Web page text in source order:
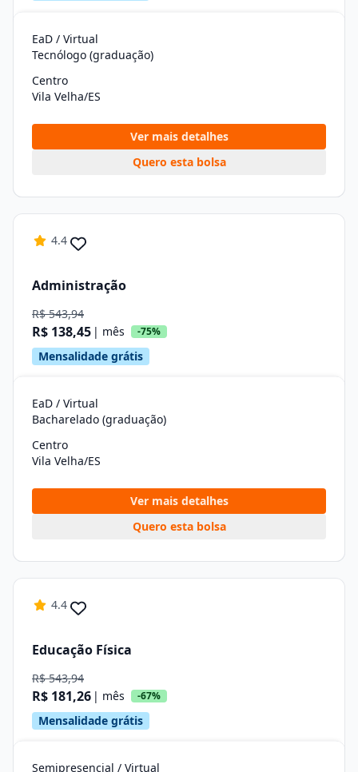
EaD / Virtual
Tecnólogo (graduação)
Centro
Vila Velha/ES
Ver mais detalhes
Quero esta bolsa
4.4
Administração
R$ 543,94
R$ 138,45 | mês -75%
Mensalidade grátis
EaD / Virtual
Bacharelado (graduação)
Centro
Vila Velha/ES
Ver mais detalhes
Quero esta bolsa
4.4
Educação Física
R$ 543,94
R$ 181,26 | mês -67%
Mensalidade grátis
Semipresencial / Virtual